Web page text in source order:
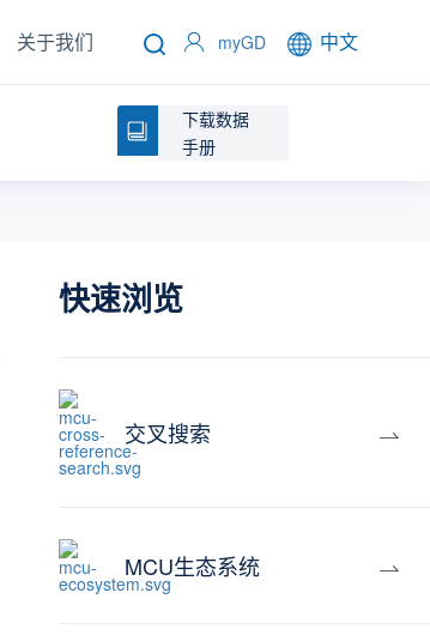
关于我们 myGD 中文
下载数据
手册
快速浏览
交叉搜索
MCU生态系统